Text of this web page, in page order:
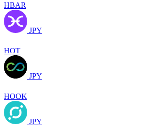
HBAR
JPY
HOT
JPY
HOOK
JPY